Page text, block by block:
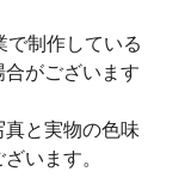
で制作している
がございます
と実物の色味
います。